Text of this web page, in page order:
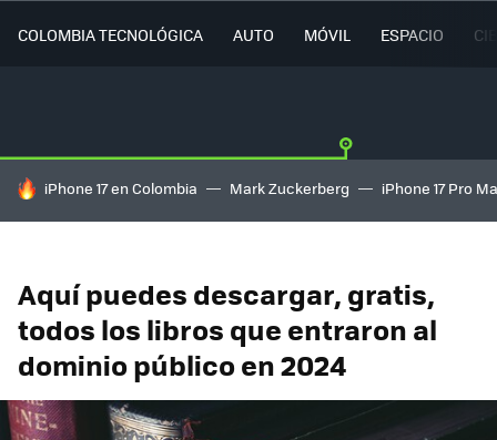
COLOMBIA TECNOLÓGICA AUTO MÓVIL ESPACIO
HOY SE HABLA DE
iPhone 17 en Colombia Mark Zuckerberg iPhone 17 Pro
Aquí puedes descargar, gratis,
todos los libros que entraron al
dominio público en 2024